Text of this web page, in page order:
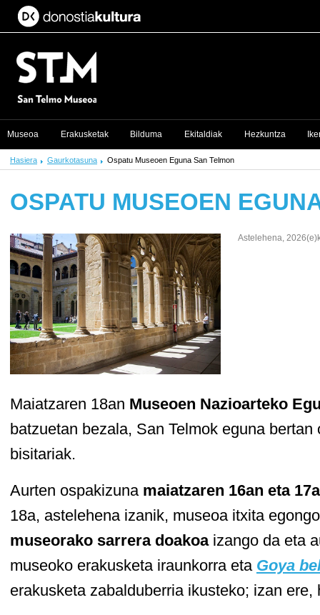
Hasiera Gaurkotasuna Ospatu Museoen Eguna San Telmon
OSPATU MUSEOEN
Astelehena,
Maiatzaren 18an Museoen Nazioarteko
batzuetan bezala, San Telmok eguna
bisitariak.
Aurten ospakizuna maiatzaren 16an eta
18a, astelehena izanik, museoa itxita
museorako sarrera doakoaizango da eta
museoko erakusketa iraunkorra eta Goya
erakusketa zabalduberria ikusteko; izan
Museoa Erakusketak Bilduma Ekitaldiak Hezkuntza